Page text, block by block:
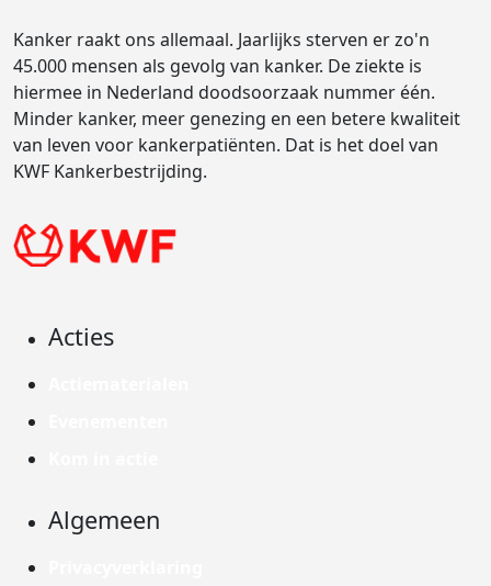
Kanker raakt ons allemaal. Jaarlijks sterven er zo'n
45.000 mensen als gevolg van kanker. De ziekte is
hiermee in Nederland doodsoorzaak nummer één.
Minder kanker, meer genezing en een betere kwaliteit
van leven voor kankerpatiënten. Dat is het doel van
KWF Kankerbestrijding.
Acties
Algemeen